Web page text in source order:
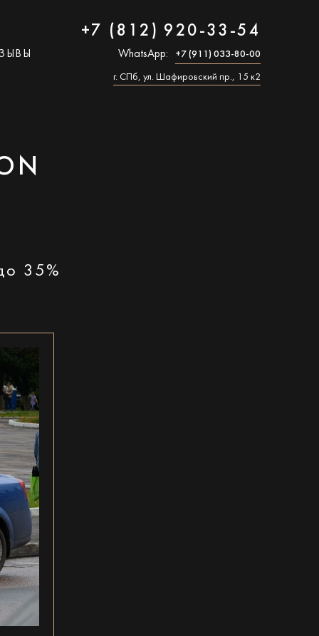
+7 (812) 920-33-54
WhatsApp: +7 (911) 033-80-00
г. СПб, ул. Шафировский пр., 15 к2
35%